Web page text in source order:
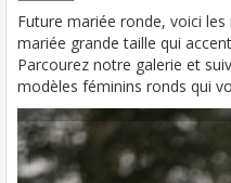
Future mariée ronde, voici
mariée grande taille qui
Parcourez notre galerie et
modèles féminins ronds qui